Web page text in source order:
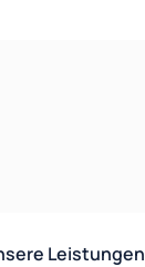
Leistungen